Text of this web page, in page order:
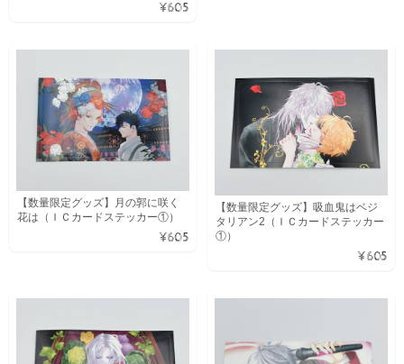
¥605
【数量限定グッズ】月の郭に咲く
花は（ＩＣカードステッカー①）
¥605
【数量限定グッズ】吸血鬼はベジ
タリアン2（ＩＣカードステッカー
①）
¥605